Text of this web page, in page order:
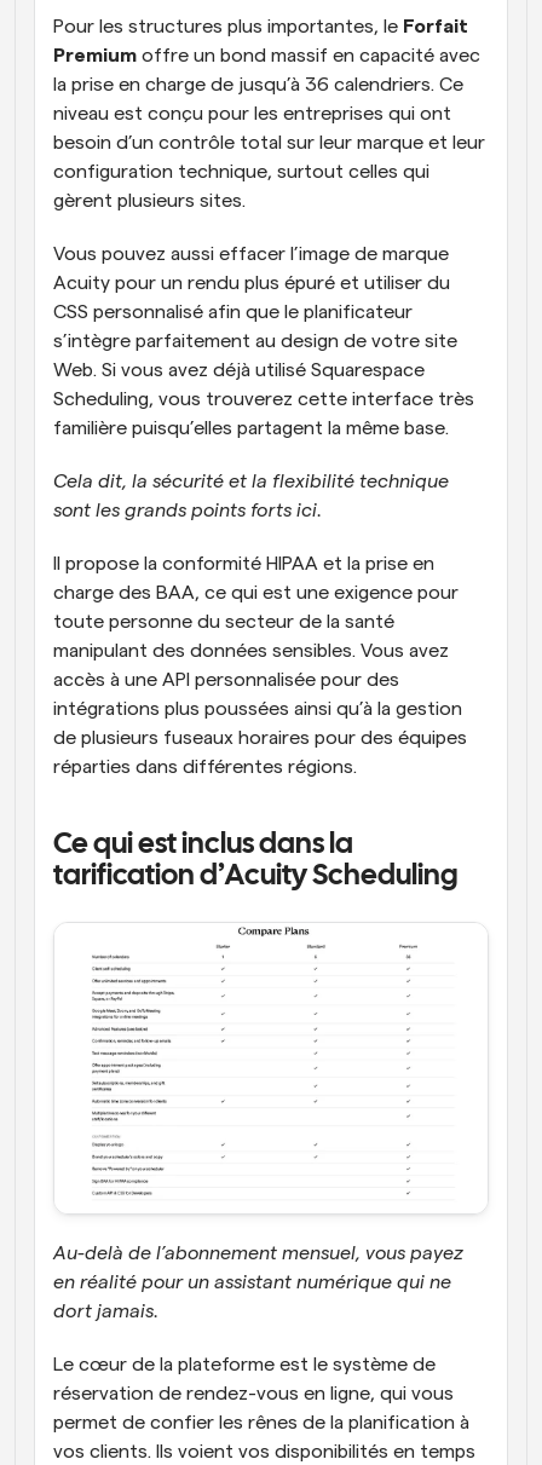
Pour les structures plus importantes, le Forfait
Premium offre un bond massif en capacité avec
la prise en charge de jusqu’à 36 calendriers. Ce
niveau est conçu pour les entreprises qui ont
besoin d’un contrôle total sur leur marque et leur
configuration technique, surtout celles qui
gèrent plusieurs sites.
Vous pouvez aussi effacer l’image de marque
Acuity pour un rendu plus épuré et utiliser du
CSS personnalisé afin que le planificateur
s’intègre parfaitement au design de votre site
Web. Si vous avez déjà utilisé Squarespace
Scheduling, vous trouverez cette interface très
familière puisqu’elles partagent la même base.
Cela dit, la sécurité et la flexibilité technique
sont les grands points forts ici.
Il propose la conformité HIPAA et la prise en
charge des BAA, ce qui est une exigence pour
toute personne du secteur de la santé
manipulant des données sensibles. Vous avez
accès à une API personnalisée pour des
intégrations plus poussées ainsi qu’à la gestion
de plusieurs fuseaux horaires pour des équipes
réparties dans différentes régions.
Ce qui est inclus dans la
tarification d’Acuity Scheduling
Au-delà de l’abonnement mensuel, vous payez
en réalité pour un assistant numérique qui ne
dort jamais.
Le cœur de la plateforme est le système de
réservation de rendez-vous en ligne, qui vous
permet de confier les rênes de la planification à
vos clients. Ils voient vos disponibilités en temps